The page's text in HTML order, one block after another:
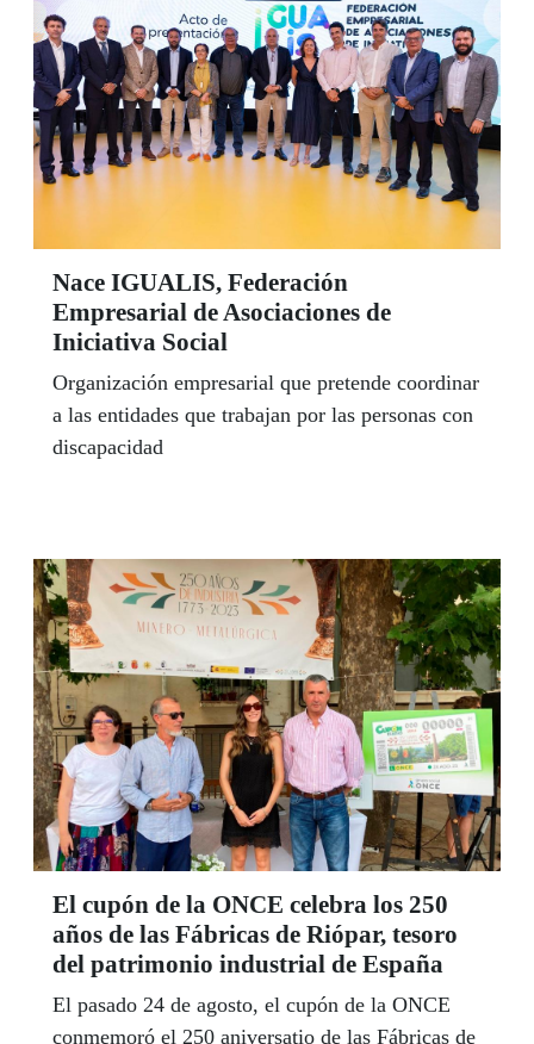
Nace IGUALIS, Federación
Empresarial de Asociaciones de
Iniciativa Social
Organización empresarial que pretende coordinar
a las entidades que trabajan por las personas con
discapacidad
El cupón de la ONCE celebra los 250
años de las Fábricas de Riópar, tesoro
del patrimonio industrial de España
El pasado 24 de agosto, el cupón de la ONCE
conmemoró el 250 aniversatio de las Fábricas de